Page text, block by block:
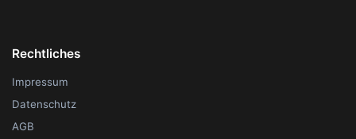
Rechtliches
Impressum
Datenschutz
AGB